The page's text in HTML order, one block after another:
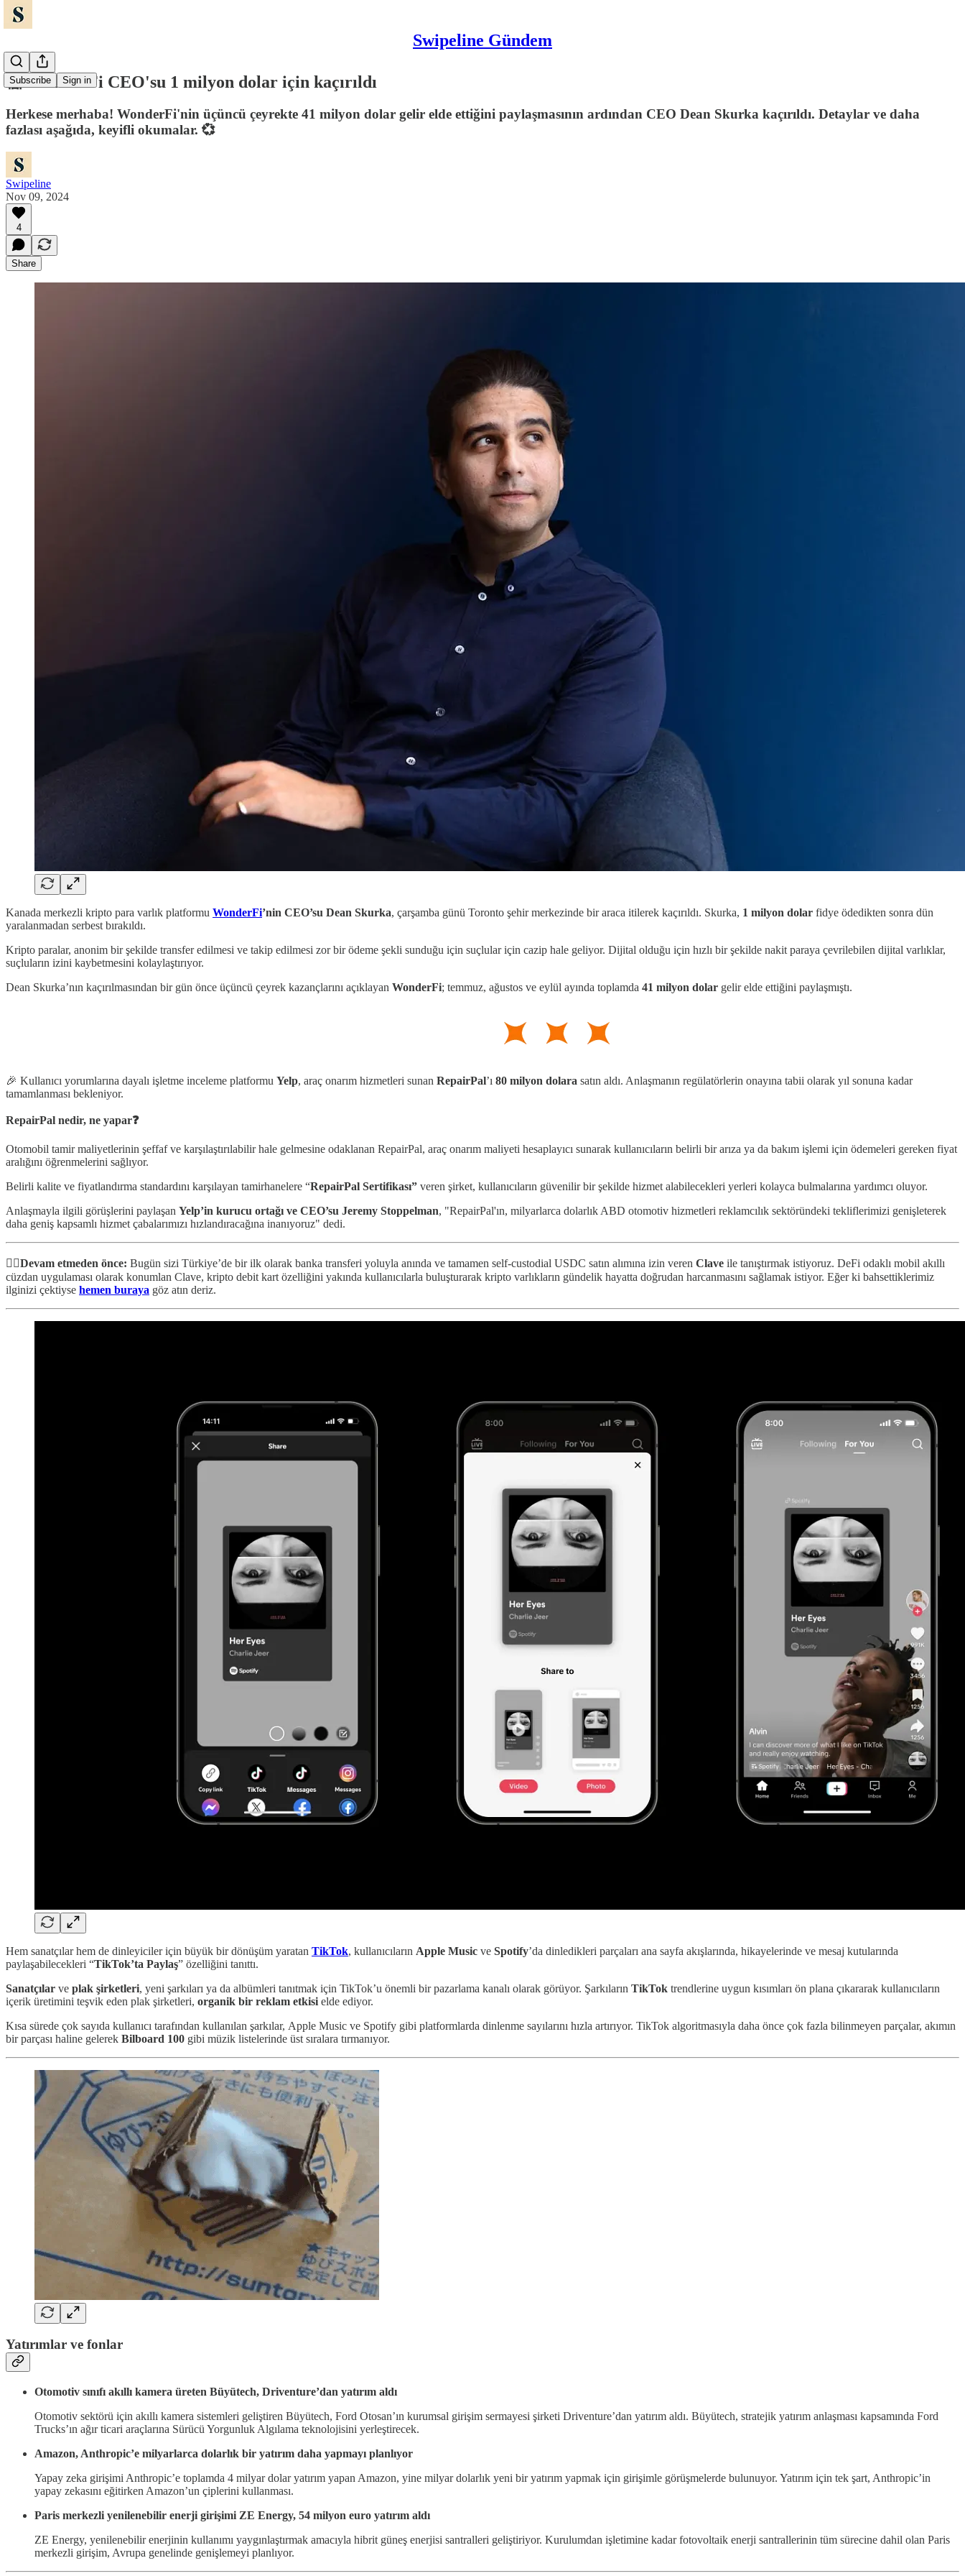
Swipeline Gündem
Subscribe Sign in
😱 WonderFi CEO'su 1 milyon dolar için kaçırıldı
Herkese merhaba! WonderFi'nin üçüncü çeyrekte 41 milyon dolar gelir elde ettiğini paylaşmasının ardından CEO Dean Skurka kaçırıldı. Detaylar ve daha
fazlası aşağıda, keyifli okumalar. 💞
Swipeline
Nov 09, 2024
4
Share
Kanada merkezli kripto para varlık platformu WonderFi’nin CEO’su Dean Skurka, çarşamba günü Toronto şehir merkezinde bir araca itilerek kaçırıldı. Skurka, 1 milyon dolar fidye ödedikten sonra dün
yaralanmadan serbest bırakıldı.
Kripto paralar, anonim bir şekilde transfer edilmesi ve takip edilmesi zor bir ödeme şekli sunduğu için suçlular için cazip hale geliyor. Dijital olduğu için hızlı bir şekilde nakit paraya çevrilebilen dijital varlıklar,
suçluların izini kaybetmesini kolaylaştırıyor.
Dean Skurka’nın kaçırılmasından bir gün önce üçüncü çeyrek kazançlarını açıklayan WonderFi; temmuz, ağustos ve eylül ayında toplamda 41 milyon dolar gelir elde ettiğini paylaşmıştı.
🎉 Kullanıcı yorumlarına dayalı işletme inceleme platformu Yelp, araç onarım hizmetleri sunan RepairPal’ı 80 milyon dolara satın aldı. Anlaşmanın regülatörlerin onayına tabii olarak yıl sonuna kadar
tamamlanması bekleniyor.
RepairPal nedir, ne yapar❓
Otomobil tamir maliyetlerinin şeffaf ve karşılaştırılabilir hale gelmesine odaklanan RepairPal, araç onarım maliyeti hesaplayıcı sunarak kullanıcıların belirli bir arıza ya da bakım işlemi için ödemeleri gereken fiyat
aralığını öğrenmelerini sağlıyor.
Belirli kalite ve fiyatlandırma standardını karşılayan tamirhanelere “RepairPal Sertifikası” veren şirket, kullanıcıların güvenilir bir şekilde hizmet alabilecekleri yerleri kolayca bulmalarına yardımcı oluyor.
Anlaşmayla ilgili görüşlerini paylaşan Yelp’in kurucu ortağı ve CEO’su Jeremy Stoppelman, "RepairPal'ın, milyarlarca dolarlık ABD otomotiv hizmetleri reklamcılık sektöründeki tekliflerimizi genişleterek
daha geniş kapsamlı hizmet çabalarımızı hızlandıracağına inanıyoruz" dedi.
✋🏻Devam etmeden önce: Bugün sizi Türkiye’de bir ilk olarak banka transferi yoluyla anında ve tamamen self-custodial USDC satın alımına izin veren Clave ile tanıştırmak istiyoruz. DeFi odaklı mobil akıllı
cüzdan uygulaması olarak konumlan Clave, kripto debit kart özelliğini yakında kullanıcılarla buluşturarak kripto varlıkların gündelik hayatta doğrudan harcanmasını sağlamak istiyor. Eğer ki bahsettiklerimiz
ilginizi çektiyse hemen buraya göz atın deriz.
Hem sanatçılar hem de dinleyiciler için büyük bir dönüşüm yaratan TikTok, kullanıcıların Apple Music ve Spotify’da dinledikleri parçaları ana sayfa akışlarında, hikayelerinde ve mesaj kutularında
paylaşabilecekleri “TikTok’ta Paylaş” özelliğini tanıttı.
Sanatçılar ve plak şirketleri, yeni şarkıları ya da albümleri tanıtmak için TikTok’u önemli bir pazarlama kanalı olarak görüyor. Şarkıların TikTok trendlerine uygun kısımları ön plana çıkararak kullanıcıların
içerik üretimini teşvik eden plak şirketleri, organik bir reklam etkisi elde ediyor.
Kısa sürede çok sayıda kullanıcı tarafından kullanılan şarkılar, Apple Music ve Spotify gibi platformlarda dinlenme sayılarını hızla artırıyor. TikTok algoritmasıyla daha önce çok fazla bilinmeyen parçalar, akımın
bir parçası haline gelerek Bilboard 100 gibi müzik listelerinde üst sıralara tırmanıyor.
Yatırımlar ve fonlar
Otomotiv sınıfı akıllı kamera üreten Büyütech, Driventure’dan yatırım aldı
Otomotiv sektörü için akıllı kamera sistemleri geliştiren Büyütech, Ford Otosan’ın kurumsal girişim sermayesi şirketi Driventure’dan yatırım aldı. Büyütech, stratejik yatırım anlaşması kapsamında Ford
Trucks’ın ağır ticari araçlarına Sürücü Yorgunluk Algılama teknolojisini yerleştirecek.
Amazon, Anthropic’e milyarlarca dolarlık bir yatırım daha yapmayı planlıyor
Yapay zeka girişimi Anthropic’e toplamda 4 milyar dolar yatırım yapan Amazon, yine milyar dolarlık yeni bir yatırım yapmak için girişimle görüşmelerde bulunuyor. Yatırım için tek şart, Anthropic’in
yapay zekasını eğitirken Amazon’un çiplerini kullanması.
Paris merkezli yenilenebilir enerji girişimi ZE Energy, 54 milyon euro yatırım aldı
ZE Energy, yenilenebilir enerjinin kullanımı yaygınlaştırmak amacıyla hibrit güneş enerjisi santralleri geliştiriyor. Kurulumdan işletimine kadar fotovoltaik enerji santrallerinin tüm sürecine dahil olan Paris
merkezli girişim, Avrupa genelinde genişlemeyi planlıyor.